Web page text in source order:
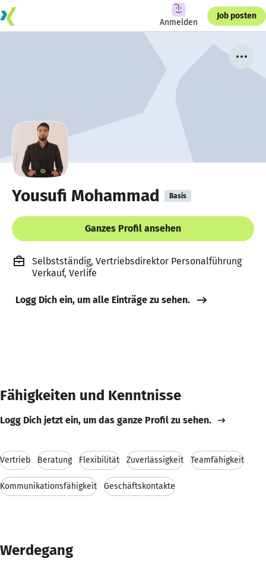
Anmelden
Job posten
Yousufi Mohammad Basis
Ganzes Profil ansehen
Selbstständig, Vertriebsdirektor Personalführung
Verkauf, Verlife
Logg Dich ein, um alle Einträge zu sehen.
Fähigkeiten und Kenntnisse
Logg Dich jetzt ein, um das ganze Profil zu sehen.
Vertrieb Beratung Flexibilität Zuverlässigkeit Teamfähigkeit
Kommunikationsfähigkeit Geschäftskontakte
Werdegang